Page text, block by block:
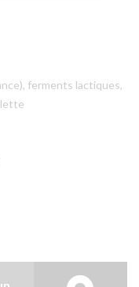
ferments lactiques,